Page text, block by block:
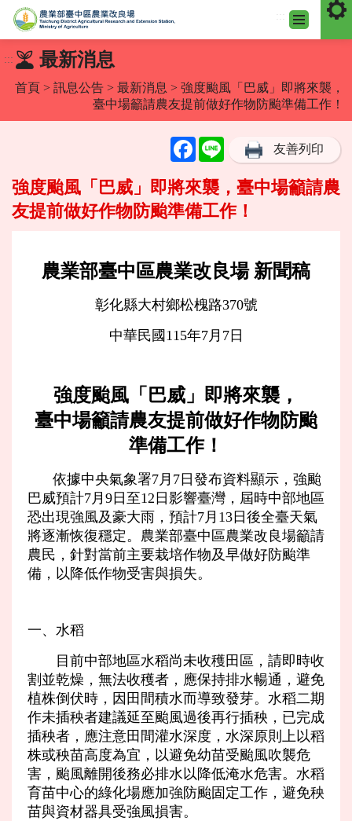
到
::: 最新消息
首頁 > 訊息公告 > 最新消息 > 強度颱風「巴威」即將來襲，
臺中場籲請農友提前做好作物防颱準備工作！
FacebookLine 友善列印
強度颱風「巴威」即將來襲，臺中場籲請農
友提前做好作物防颱準備工作！
農業部臺中區農業改良場 新聞稿
彰化縣大村鄉松槐路370號
中華民國115年7月7日
強度颱風「巴威」即將來襲，
臺中場籲請農友提前做好作物防颱
準備工作！
依據中央氣象署7月7日發布資料顯示，強颱
巴威預計7月9日至12日影響臺灣，屆時中部地區
恐出現強風及豪大雨，預計7月13日後全臺天氣
將逐漸恢復穩定。農業部臺中區農業改良場籲請
農民，針對當前主要栽培作物及早做好防颱準
備，以降低作物受害與損失。
​​​​​一、水稻
目前中部地區水稻尚未收穫田區，請即時收
割並乾燥，無法收穫者，應保持排水暢通，避免
植株倒伏時，因田間積水而導致發芽。水稻二期
作未插秧者建議延至颱風過後再行插秧，已完成
插秧者，應注意田間灌水深度，水深原則上以稻
株或秧苗高度為宜，以避免幼苗受颱風吹襲危
害，颱風離開後務必排水以降低淹水危害。水稻
育苗中心的綠化場應加強防颱固定工作，避免秧
苗與資材器具受強風損害。